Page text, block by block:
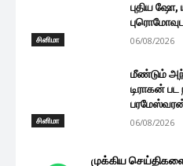
சினிமா
புதிய
06/08/2026
சினிமா
மீண்டும்
டிராகன்
06/08/2026
முக்கிய